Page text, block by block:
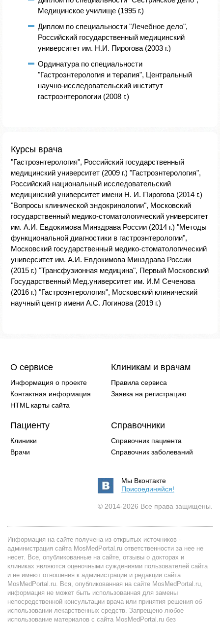
Медицинское училище (1995 г.)
Диплом по специальности "Лечебное дело",
Российский государственный медицинский
университет им. Н.И. Пирогова (2003 г.)
Ординатура по специальности
"Гастроэнтерология и терапия", Центральный
научно-исследовательский институт
гастроэнтерологии (2008 г.)
Курсы врача
"Гастроэнтерология", Российский государственный
медицинский университет (2009 г.) "Гастроэнтерология",
Российский национальный исследовательский
медицинский университет имени Н. И. Пирогова (2014 г.)
"Вопросы клинической эндокринологии", Московский
государственный медико-стоматологический университет
им. А.И. Евдокимова Минздрава России (2014 г.) "Методы
функциональной диагностики в гастроэнтерологии",
Московский государственный медико-стоматологический
университет им. А.И. Евдокимова Минздрава России
(2015 г.) "Трансфузионная медицина", Первый Московский
Государственный Мед.университет им. И.М Сеченова
(2016 г.) "Гастроэнтерология", Московский клинический
научный центр имени А.С. Логинова (2019 г.)
О сервисе
Информация о проекте
Контактная информация
HTML карты сайта
Клиникам и врачам
Правила сервиса
Заявка на регистрацию
Пациенту
Клиники
Врачи
Справочники
Справочник пациента
Справочник заболеваний
Мы Вконтакте
Присоединяйся!
© 2014-2026 Все права защищены.
Информация на сайте получена из открытых источников -
администрация сайта MosMedPortal.ru ответственности за нее не
несет. Все, опубликованные на сайте, отзывы о докторах и
клиниках являются оценочными суждениями пользователей сайта
и не имеют отношения к администрации и редакции сайта
MosMedPortal.ru. Вся, опубликованная на сайте MosMedPortal.ru,
информация не может быть использованная для замены
непосредственной консультации врача или принятия решения об
использовании лекарственных средств. Запрещено любое
использование материалов с сайта MosMedPortal.ru без